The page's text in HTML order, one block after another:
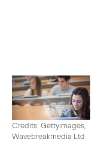
Credits: Gettyimages,
Wavebreakmedia Ltd